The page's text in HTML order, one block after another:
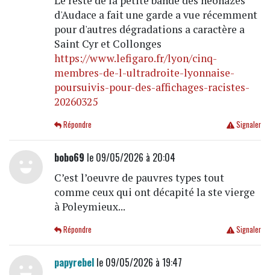
d'Audace a fait une garde a vue récemment
pour d'autres dégradations a caractère a
Saint Cyr et Collonges
https://www.lefigaro.fr/lyon/cinq-
membres-de-l-ultradroite-lyonnaise-
poursuivis-pour-des-affichages-racistes-
20260325
Signaler
Répondre
bobo69 le 09/05/2026 à 20:04
C’est l’oeuvre de pauvres types tout
comme ceux qui ont décapité la ste vierge
à Poleymieux...
Signaler
Répondre
papyrebelle 09/05/2026 à 19:47